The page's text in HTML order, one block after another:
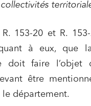
R. 153-20 et R.
à eux, que
doit faire l’objet
être
le département.